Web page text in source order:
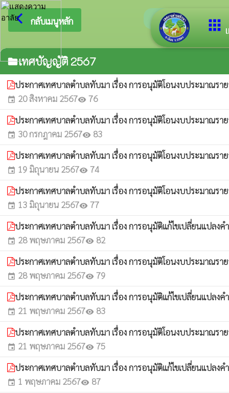
apps
arrow_back_ios กลับเมนูหลัก ยินดีต้อ
folderเทศบัญญัติ 2567
ประกาศเทศบาลตำบลทับมา เรื่อง การอนุมัติโอนงบประมาณร
event 20 สิงหาคม 2567visibility 76
ประกาศเทศบาลตำบลทับมา เรื่อง การอนุมัติโอนงบประมาณร
event 30 กรกฎาคม 2567visibility 83
ประกาศเทศบาลตำบลทับมา เรื่อง การอนุมัติโอนงบประมาณร
event 19 มิถุนายน 2567visibility 74
ประกาศเทศบาลตำบลทับมา เรื่อง การอนุมัติโอนงบประมาณร
event 13 มิถุนายน 2567visibility 77
ประกาศเทศบาลตำบลทับมา เรื่อง การอนุมัติแก้ไขเปลี่ยนแปล
event 28 พฤษภาคม 2567visibility 82
ประกาศเทศบาลตำบลทับมา เรื่อง การอนุมัติโอนงบประมาณร
event 28 พฤษภาคม 2567visibility 79
ประกาศเทศบาลตำบลทับมา เรื่อง การอนุมัติแก้ไขเปลี่ยนแปล
event 21 พฤษภาคม 2567visibility 83
ประกาศเทศบาลตำบลทับมา เรื่อง การอนุมัติโอนงบประมาณร
event 21 พฤษภาคม 2567visibility 75
ประกาศเทศบาลตำบลทับมา เรื่อง การอนุมัติแก้ไขเปลี่ยนแปล
event 1 พฤษภาคม 2567visibility 87